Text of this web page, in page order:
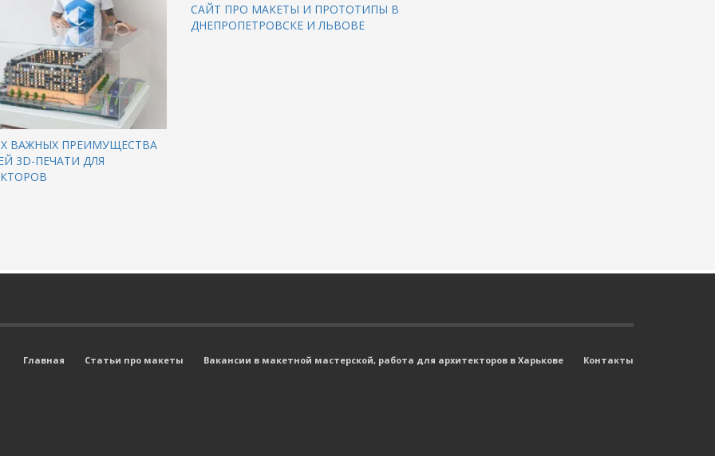
ВАЖНЫХ ПРЕИМУЩЕСТВА
3D-ПЕЧАТИ ДЛЯ
САЙТ ПРО МАКЕТЫ И ПРОТОТИПЫ В
ДНЕПРОПЕТРОВСКЕ И ЛЬВОВЕ
Главная Статьи про макеты Вакансии в макетной мастерской, работа для архитекторов в Харькове Контакты